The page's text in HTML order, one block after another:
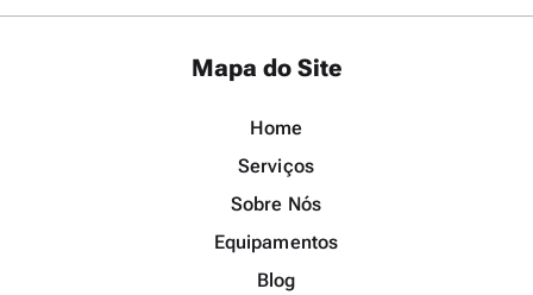
Mapa do Site
Home
Serviços
Sobre Nós
Equipamentos
Blog